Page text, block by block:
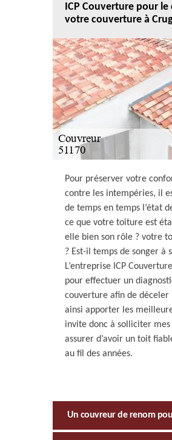
ICP Couverture pour
votre couverture à
Pour préserver votre
contre les intempéries, il
de temps en temps l’état
ce que votre toiture est
elle bien son rôle ? votre
? Est-il temps de songer à
L’entreprise ICP
pour effectuer un
couverture afin de
ainsi apporter les
invite donc à solliciter mes
assurer d’avoir un toit
au fil des années.
Un couvreur de renom